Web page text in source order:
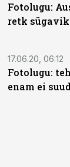
Fotolugu:
retk
17.06.20, 06:12
Fotolugu:
enam ei